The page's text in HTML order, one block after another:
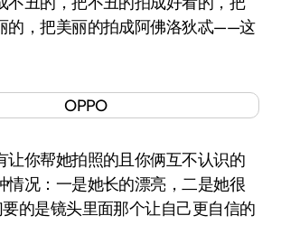
的，把美丽的拍成阿佛洛狄忒——这
你帮她拍照的且你俩互不认识的
情况：一是她长的漂亮，二是她很
的是镜头里面那个让自己更自信的